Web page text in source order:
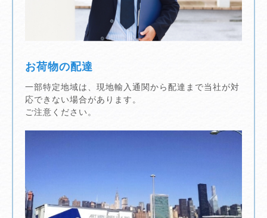
お荷物の配達
一部特定地域は、現地輸入通関から配達まで当社が対
応できない場合があります。
ご注意ください。